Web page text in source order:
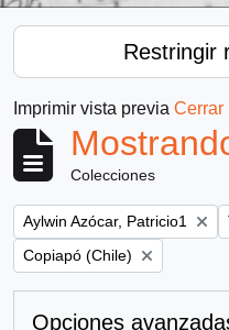
Restringir
Imprimir vista previa Cerrar
Colecciones
Remove filter:
Aylwin Azócar, Patricio1
Remove filter:
Copiapó (Chile)
Opciones